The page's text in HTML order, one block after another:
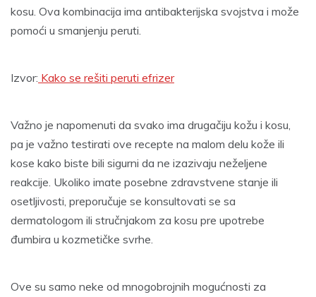
kosu. Ova kombinacija ima antibakterijska svojstva i može
pomoći u smanjenju peruti.
Izvor: Kako se rešiti peruti efrizer
Važno je napomenuti da svako ima drugačiju kožu i kosu,
pa je važno testirati ove recepte na malom delu kože ili
kose kako biste bili sigurni da ne izazivaju neželjene
reakcije. Ukoliko imate posebne zdravstvene stanje ili
osetljivosti, preporučuje se konsultovati se sa
dermatologom ili stručnjakom za kosu pre upotrebe
đumbira u kozmetičke svrhe.
Ove su samo neke od mnogobrojnih mogućnosti za